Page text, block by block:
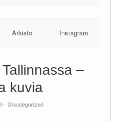
Arkisto Instagram
–
kuvia
- Uncategorized